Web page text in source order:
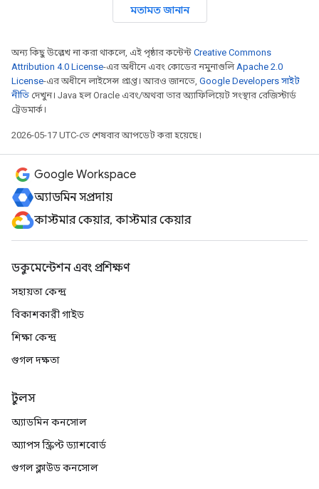
মতামত জানান
অন্য কিছু উল্লেখ না করা থাকলে, এই পৃষ্ঠার কন্টেন্ট Creative Commons
Attribution 4.0 License-এর অধীনে এবং কোডের নমুনাগুলিApache 2.0
License-এর অধীনে লাইসেন্স প্রাপ্ত। আরও জানতে, Google Developers সাইট
নীতি দেখুন। Java হল Oracle এবং/অথবা তার অ্যাফিলিয়েট সংস্থার রেজিস্টার্ড
ট্রেডমার্ক।
2026-05-17 UTC-তে শেষবার আপডেট করা হয়েছে।
Google Workspace
অ্যাডমিন সম্প্রদায়
কাস্টমার কেয়ার, কাস্টমার কেয়ার
ডকুমেন্টেশন এবং প্রশিক্ষণ
সহায়তা কেন্দ্র
বিকাশকারী গাইড
শিক্ষা কেন্দ্র
গুগল দক্ষতা
টুলস
অ্যাডমিন কনসোল
অ্যাপস স্ক্রিপ্ট ড্যাশবোর্ড
গুগল ক্লাউড কনসোল